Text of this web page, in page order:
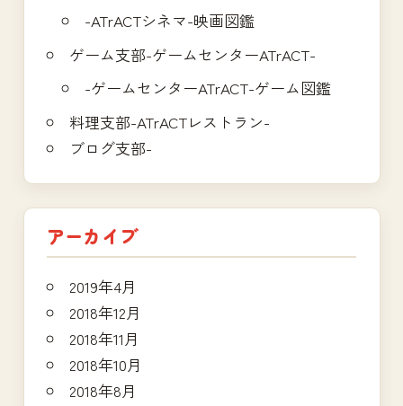
-ATrACTシネマ-映画図鑑
ゲーム支部-ゲームセンターATrACT-
-ゲームセンターATrACT-ゲーム図鑑
料理支部-ATrACTレストラン-
ブログ支部-
アーカイブ
2019年4月
2018年12月
2018年11月
2018年10月
2018年8月